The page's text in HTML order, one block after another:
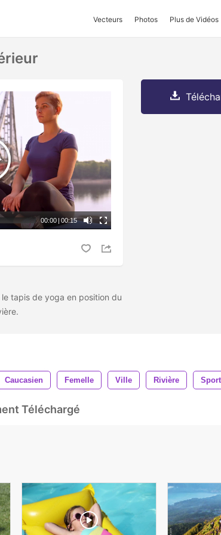
Vecteurs Photos Plus de Vidéos
00:00 | 00:15
tapis de yoga en position du
Caucasien Femelle Ville Rivière Sport
Téléchargé